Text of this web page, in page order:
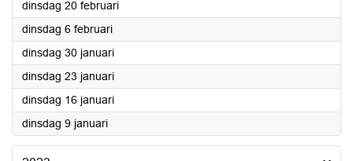
dinsdag 20 februari2024
dinsdag 6 februari2024
dinsdag 30 januari2024
dinsdag 23 januari2024
dinsdag 16 januari2024
dinsdag 9 januari2024